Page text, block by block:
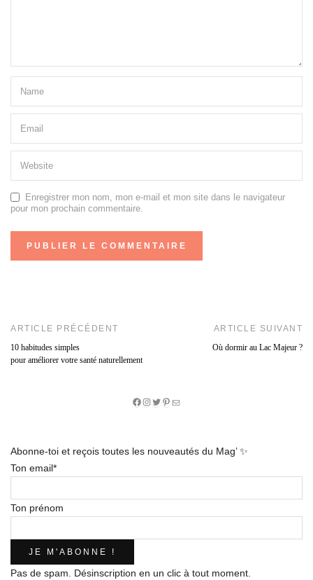
Enregistrer mon nom, mon e-mail et mon site dans le navigateur
pour mon prochain commentaire.
ARTICLE PRÉCÉDENT
10 habitudes simples
pour améliorer votre santé naturellement
ARTICLE SUIVANT
Où dormir au Lac Majeur ?
Facebook
Instagram
Twitter
Pinterest
E-
Abonne-toi et reçois toutes les nouveautés du Mag’ ✨
Ton email*
Ton prénom
Pas de spam. Désinscription en un clic à tout moment.